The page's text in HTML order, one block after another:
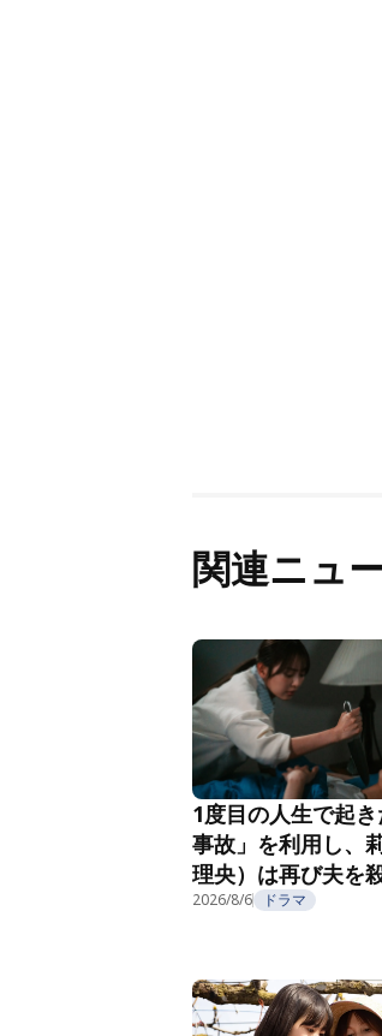
関連ニュ
1度目の人生で起
事故」を利用し、
理央）は再び夫を
『夫を殺したはず
2026/8/6 ドラマ